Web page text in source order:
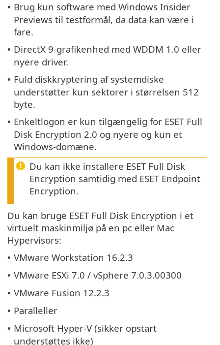
• Brug kun software med Windows Insider
Previews til testformål, da data kan være i
fare.
• DirectX 9-grafikenhed med WDDM 1.0 eller
nyere driver.
• Fuld diskkryptering af systemdiske
understøtter kun sektorer i størrelsen 512
byte.
• Enkeltlogon er kun tilgængelig for ESET Full
Disk Encryption 2.0 og nyere og kun et
Windows-domæne.
Du kan ikke installere ESET Full Disk
Encryption samtidig med ESET Endpoint
Encryption.
Du kan bruge ESET Full Disk Encryption i et
virtuelt maskinmiljø på en pc eller Mac
Hypervisors:
• VMware Workstation 16.2.3
• VMware ESXi 7.0 / vSphere 7.0.3.00300
• VMware Fusion 12.2.3
• Paralleller
• Microsoft Hyper-V (sikker opstart
understøttes ikke)